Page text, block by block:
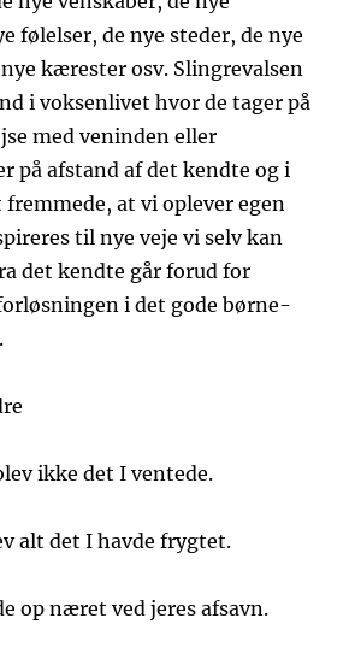
følelser, de nye steder, de nye
kærester osv. Slingrevalsen
i voksenlivet hvor de tager på
med veninden eller
på afstand af det kendte og i
at vi oplever egen
til nye veje vi selv kan
det kendte går forud for
i det gode børne-
ikke det I ventede.
alt det I havde frygtet.
op næret ved jeres afsavn.